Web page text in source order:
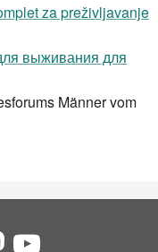
za preživljavanje
выживания для
Männer vom